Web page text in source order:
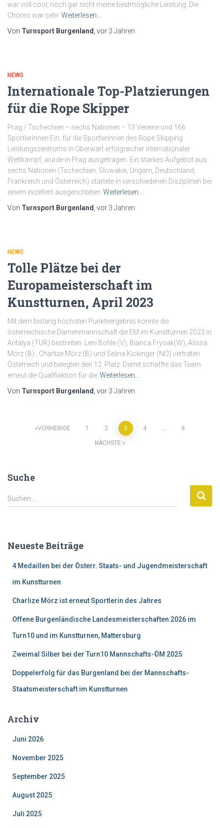
war voll cool, noch gar nicht meine bestmögliche Leistung. Die
Choreo war sehr Weiterlesen…
Von Turnsport Burgenland , vor 3 Jahren
NEWS
Internationale Top-Platzierungen
für die Rope Skipper
Prag / Tschechien – sechs Nationen – 13 Vereine und 166
SportlerInnen Ein, für die Sportlerinnen des Rope Skipping
Leistungszentrums in Oberwart erfolgreicher internationaler
Wettkampf, wurde in Prag ausgetragen. Ein starkes Aufgebot aus
sechs Nationen (Tschechien, Slowakei, Ungarn, Deutschland,
Frankreich und Österreich) startete in verschiedenen Disziplinen bei
einem exzellent ausgerichteten Weiterlesen…
Von Turnsport Burgenland , vor 3 Jahren
NEWS
Tolle Plätze bei der
Europameisterschaft im
Kunstturnen, April 2023
Mit dem bislang höchsten Punkteergebnis konnte die
österreichische Damenmannschaft die EM im Kunstturnen 2023 in
Antalya (TUR) bestreiten. Leni Bohle (V), Bianca Frysak(W), Alissa
Mörz (B) , Charlize Mörz (B) und Selina Kickinger (NÖ) vertraten
Österreich und belegten den 12. Platz. Damit schaffte das Team
erneut die Qualifiaktion für die Weiterlesen…
Von Turnsport Burgenland , vor 3 Jahren
Beitragsnavigation
VORHERIGE 1 2 3 4 … 6
NÄCHSTE
Suche
S
u
n
Suchen …
Neueste Beiträge
4 Medaillen bei der Österr. Staats- und Jugendmeisterschaft
im Kunstturnen
Charlize Mörz ist erneut Sportlerin des Jahres
Offene Burgenländische Landesmeisterschaften 2026 im
Turn10 und im Kunstturnen, Mattersburg
Zweimal Silber bei der Turn10 Mannschafts-ÖM 2025
Doppelerfolg für das Burgenland bei der Mannschafts-
Staatsmeisterschaft im Kunstturnen
Archiv
Juni 2026
November 2025
September 2025
August 2025
Juli 2025